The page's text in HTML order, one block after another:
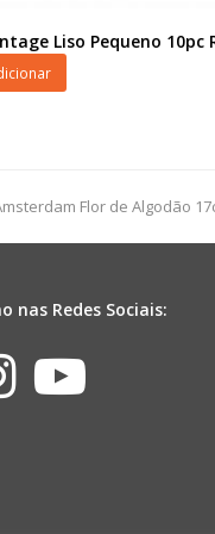
Liso Pequeno 10pc
Flor de Algodão
nas Redes Sociais: